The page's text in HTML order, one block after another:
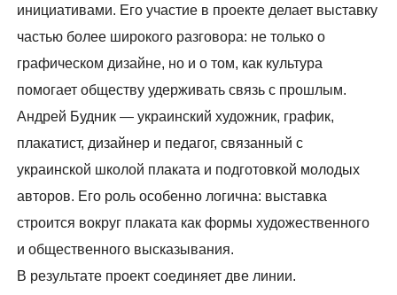
инициативами. Его участие в проекте делает выставку
частью более широкого разговора: не только о
графическом дизайне, но и о том, как культура
помогает обществу удерживать связь с прошлым.
Андрей Будник — украинский художник, график,
плакатист, дизайнер и педагог, связанный с
украинской школой плаката и подготовкой молодых
авторов. Его роль особенно логична: выставка
строится вокруг плаката как формы художественного
и общественного высказывания.
В результате проект соединяет две линии.